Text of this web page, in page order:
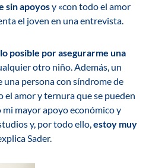
sin apoyosy «con todo el amor
el joven en una entrevista.
posible por asegurarme una
otro niño. Además, un
una persona con síndrome de
el amor y ternura que se pueden
mayor apoyo económico y
y, por todo ello,estoy muy
Sader.